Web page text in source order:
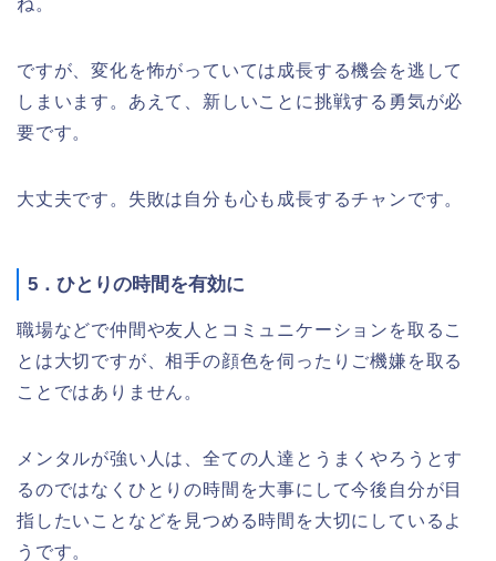
ね。
ですが、変化を怖がっていては成長する機会を逃して
しまいます。あえて、新しいことに挑戦する勇気が必
要です。
大丈夫です。失敗は自分も心も成長するチャンです。
5．ひとりの時間を有効に
職場などで仲間や友人とコミュニケーションを取るこ
とは大切ですが、相手の顔色を伺ったりご機嫌を取る
ことではありません。
メンタルが強い人は、全ての人達とうまくやろうとす
るのではなくひとりの時間を大事にして今後自分が目
指したいことなどを見つめる時間を大切にしているよ
うです。